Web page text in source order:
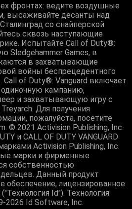
фронтах: ведите воздушные
высаживайте десанты над
со снайперской
сквозь наступающие
Испытайте Call of Duty®:
Sledgehammer Games, в
в захватывающие
войны беспрецедентного
Call of Duty®: Vanguard включает
кампанию,
и захватывающую игру с
Для получения
пожалуйста, посетите
© 2021 Activision Publishing, Inc.
и CALL OF DUTY VANGUARD
Activision Publishing, Inc.
марки и фирменные
собственностью
Данный продукт
обеспечение, лицензированное
Id"). Технология
2026 Id Software, Inc.